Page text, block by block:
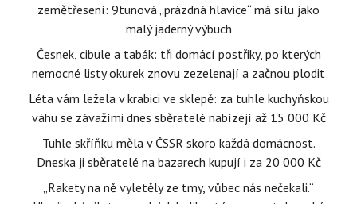
zemětřesení: 9tunová „prázdná hlavice“ má sílu jako
malý jaderný výbuch
Česnek, cibule a tabák: tři domácí postřiky, po kterých
nemocné listy okurek znovu zezelenají a začnou plodit
Léta vám ležela v krabici ve sklepě: za tuhle kuchyňskou
váhu se závažími dnes sběratelé nabízejí až 15 000 Kč
Tuhle skříňku měla v ČSSR skoro každá domácnost.
Dneska ji sběratelé na bazarech kupují i za 20 000 Kč
„Rakety na ně vyletěly ze tmy, vůbec nás nečekali.“